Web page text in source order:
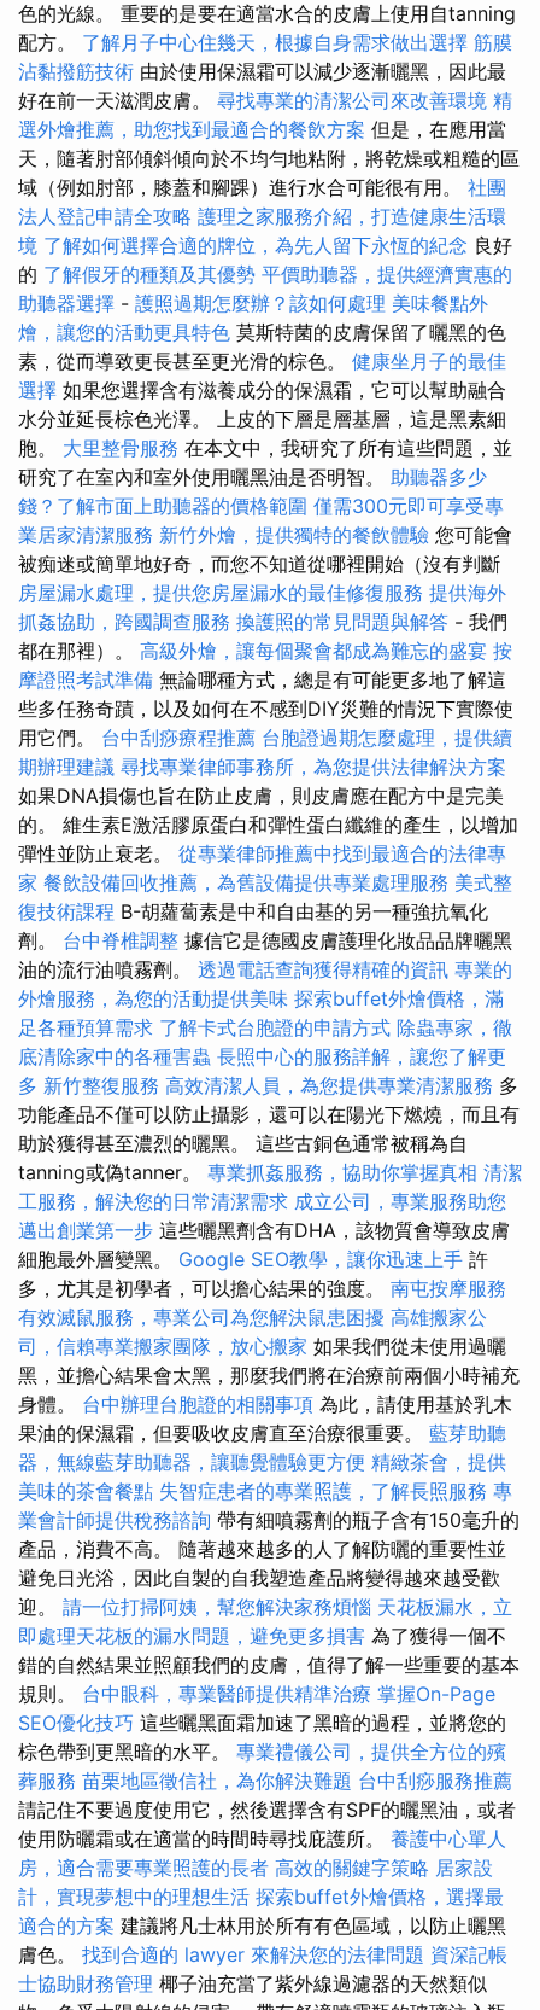
色的光線。 重要的是要在適當水合的皮膚上使用自tanning
配方。 了解月子中心住幾天，根據自身需求做出選擇 筋膜
沾黏撥筋技術 由於使用保濕霜可以減少逐漸曬黑，因此最
好在前一天滋潤皮膚。 尋找專業的清潔公司來改善環境 精
選外燴推薦，助您找到最適合的餐飲方案 但是，在應用當
天，隨著肘部傾斜傾向於不均勻地粘附，將乾燥或粗糙的區
域（例如肘部，膝蓋和腳踝）進行水合可能很有用。 社團
法人登記申請全攻略 護理之家服務介紹，打造健康生活環
境 了解如何選擇合適的牌位，為先人留下永恆的紀念 良好
的 了解假牙的種類及其優勢 平價助聽器，提供經濟實惠的
助聽器選擇 - 護照過期怎麼辦？該如何處理 美味餐點外
燴，讓您的活動更具特色 莫斯特菌的皮膚保留了曬黑的色
素，從而導致更長甚至更光滑的棕色。 健康坐月子的最佳
選擇 如果您選擇含有滋養成分的保濕霜，它可以幫助融合
水分並延長棕色光澤。 上皮的下層是層基層，這是黑素細
胞。 大里整骨服務 在本文中，我研究了所有這些問題，並
研究了在室內和室外使用曬黑油是否明智。 助聽器多少
錢？了解市面上助聽器的價格範圍 僅需300元即可享受專
業居家清潔服務 新竹外燴，提供獨特的餐飲體驗 您可能會
被痴迷或簡單地好奇，而您不知道從哪裡開始（沒有判斷
房屋漏水處理，提供您房屋漏水的最佳修復服務 提供海外
抓姦協助，跨國調查服務 換護照的常見問題與解答 - 我們
都在那裡）。 高級外燴，讓每個聚會都成為難忘的盛宴 按
摩證照考試準備 無論哪種方式，總是有可能更多地了解這
些多任務奇蹟，以及如何在不感到DIY災難的情況下實際使
用它們。 台中刮痧療程推薦 台胞證過期怎麼處理，提供續
期辦理建議 尋找專業律師事務所，為您提供法律解決方案
如果DNA損傷也旨在防止皮膚，則皮膚應在配方中是完美
的。 維生素E激活膠原蛋白和彈性蛋白纖維的產生，以增加
彈性並防止衰老。 從專業律師推薦中找到最適合的法律專
家 餐飲設備回收推薦，為舊設備提供專業處理服務 美式整
復技術課程 Β-胡蘿蔔素是中和自由基的另一種強抗氧化
劑。 台中脊椎調整 據信它是德國皮膚護理化妝品品牌曬黑
油的流行油噴霧劑。 透過電話查詢獲得精確的資訊 專業的
外燴服務，為您的活動提供美味 探索buffet外燴價格，滿
足各種預算需求 了解卡式台胞證的申請方式 除蟲專家，徹
底清除家中的各種害蟲 長照中心的服務詳解，讓您了解更
多 新竹整復服務 高效清潔人員，為您提供專業清潔服務 多
功能產品不僅可以防止攝影，還可以在陽光下燃燒，而且有
助於獲得甚至濃烈的曬黑。 這些古銅色通常被稱為自
tanning或偽tanner。 專業抓姦服務，協助你掌握真相 清潔
工服務，解決您的日常清潔需求 成立公司，專業服務助您
邁出創業第一步 這些曬黑劑含有DHA，該物質會導致皮膚
細胞最外層變黑。 Google SEO教學，讓你迅速上手 許
多，尤其是初學者，可以擔心結果的強度。 南屯按摩服務
有效滅鼠服務，專業公司為您解決鼠患困擾 高雄搬家公
司，信賴專業搬家團隊，放心搬家 如果我們從未使用過曬
黑，並擔心結果會太黑，那麼我們將在治療前兩個小時補充
身體。 台中辦理台胞證的相關事項 為此，請使用基於乳木
果油的保濕霜，但要吸收皮膚直至治療很重要。 藍芽助聽
器，無線藍芽助聽器，讓聽覺體驗更方便 精緻茶會，提供
美味的茶會餐點 失智症患者的專業照護，了解長照服務 專
業會計師提供稅務諮詢 帶有細噴霧劑的瓶子含有150毫升的
產品，消費不高。 隨著越來越多的人了解防曬的重要性並
避免日光浴，因此自製的自我塑造產品將變得越來越受歡
迎。 請一位打掃阿姨，幫您解決家務煩惱 天花板漏水，立
即處理天花板的漏水問題，避免更多損害 為了獲得一個不
錯的自然結果並照顧我們的皮膚，值得了解一些重要的基本
規則。 台中眼科，專業醫師提供精準治療 掌握On-Page
SEO優化技巧 這些曬黑面霜加速了黑暗的過程，並將您的
棕色帶到更黑暗的水平。 專業禮儀公司，提供全方位的殯
葬服務 苗栗地區徵信社，為你解決難題 台中刮痧服務推薦
請記住不要過度使用它，然後選擇含有SPF的曬黑油，或者
使用防曬霜或在適當的時間時尋找庇護所。 養護中心單人
房，適合需要專業照護的長者 高效的關鍵字策略 居家設
計，實現夢想中的理想生活 探索buffet外燴價格，選擇最
適合的方案 建議將凡士林用於所有有色區域，以防止曬黑
膚色。 找到合適的 lawyer 來解決您的法律問題 資深記帳
士協助財務管理 椰子油充當了紫外線過濾器的天然類似